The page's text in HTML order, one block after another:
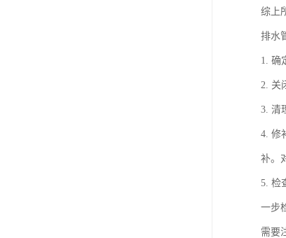
综上
排水
1. 确
2. 关
3. 清
4. 修
补。
5. 检
一步
需要